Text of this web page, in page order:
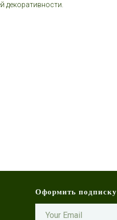
декоративности.
Оформить подписку